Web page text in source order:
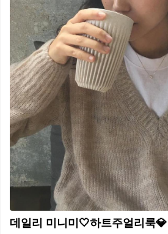
데일리 미니미🤍하트주얼리룩💎